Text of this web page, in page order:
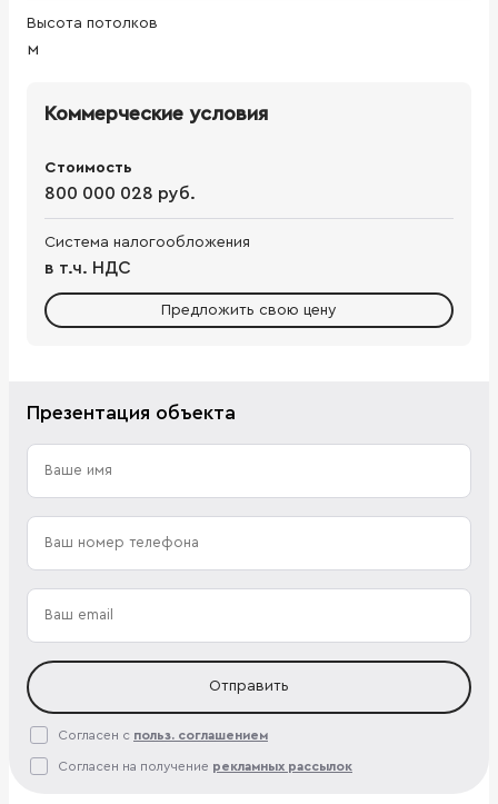
Высота потолков
м
Коммерческие условия
Стоимость
800 000 028 руб.
Система налогообложения
в т.ч. НДС
Предложить свою цену
Презентация объекта
Отправить
Согласен с польз. соглашением
Согласен на получение рекламных рассылок